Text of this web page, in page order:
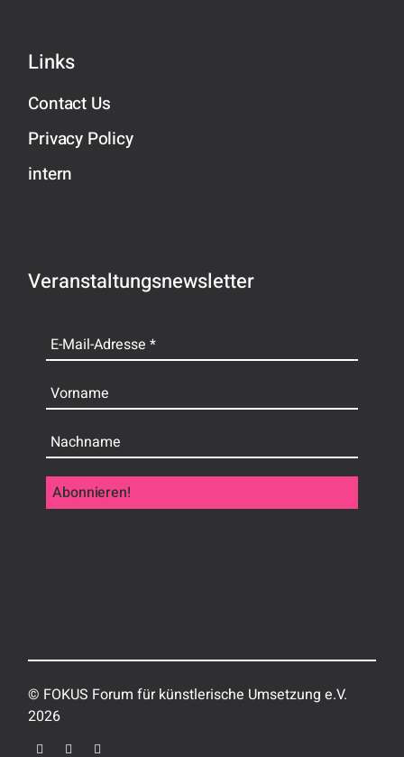
Links
Contact Us
Privacy Policy
intern
Veranstaltungsnewsletter
© FOKUS Forum für künstlerische Umsetzung e.V.
2026